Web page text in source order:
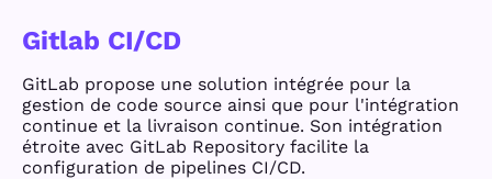
Gitlab CI/CD
GitLab propose une solution intégrée pour la
gestion de code source ainsi que pour l'intégration
continue et la livraison continue. Son intégration
étroite avec GitLab Repository facilite la
configuration de pipelines CI/CD.